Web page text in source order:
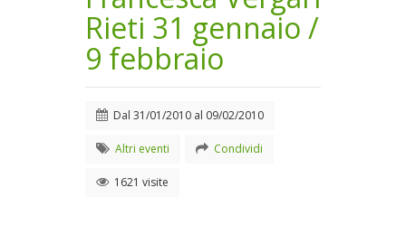
Rieti 31 gennaio /
9 febbraio
Dal 31/01/2010 al 09/02/2010
Altri eventi Condividi
1621 visite